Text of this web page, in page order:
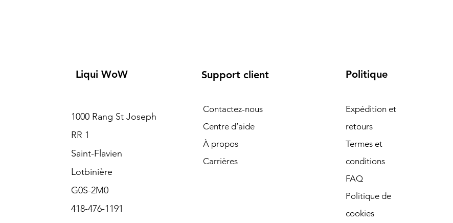
Liqui WoW
1000 Rang St Joseph
RR 1
Saint-Flavien
Lotbinière
G0S-2M0
418-476-1191
Support client
Contactez-nous
Centre d’aide
À propos
Carrières
Politique
Expédition et
retours
Termes et
conditions
FAQ
Politique de
cookies